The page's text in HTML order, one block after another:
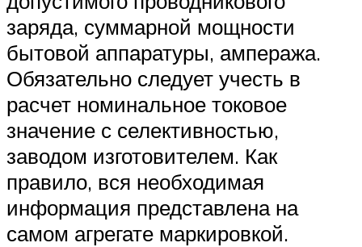
заряда, суммарной мощности
бытовой аппаратуры, ампеража.
Обязательно следует учесть в
расчет номинальное токовое
значение с селективностью,
заводом изготовителем. Как
правило, вся необходимая
информация представлена на
самом агрегате маркировкой.